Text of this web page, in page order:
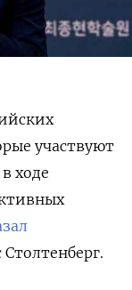
участвуют
ходе